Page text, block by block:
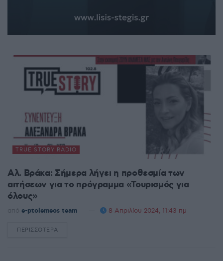
TRUE STORY RADIO
Αλ. Βράκα: Σήμερα λήγει η προθεσμία των
αιτήσεων για το πρόγραμμα «Τουρισμός για
όλους»
από e-ptolemeos team 8 Απριλίου 2024, 11:43 πμ
ΠΕΡΙΣΣΌΤΕΡΑ